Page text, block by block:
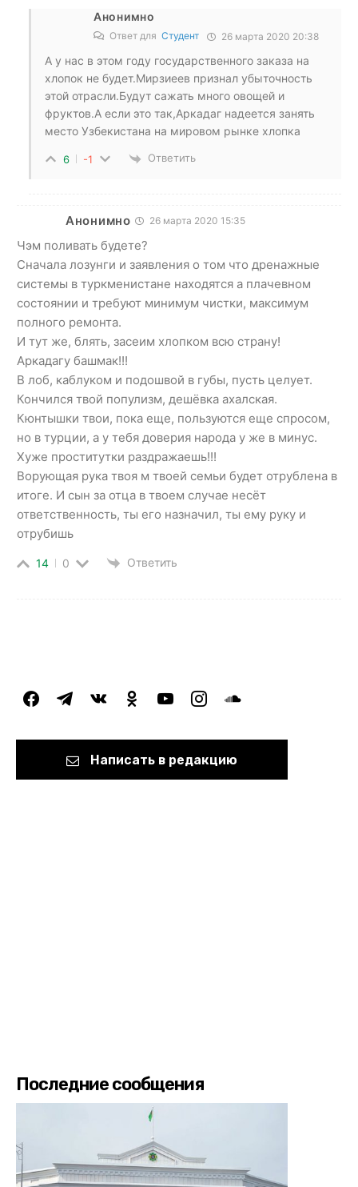
Анонимно
Ответ для Студент 26 марта 2020 20:38
А у нас в этом году государственного заказа на
хлопок не будет.Мирзиеев признал убыточность
этой отрасли.Будут сажать много овощей и
фруктов.А если это так,Аркадаг надеется занять
место Узбекистана на мировом рынке хлопка
6 -1 Ответить
Анонимно 26 марта 2020 15:35
Чэм поливать будете?
Сначала лозунги и заявления о том что дренажные
системы в туркменистане находятся а плачевном
состоянии и требуют минимум чистки, максимум
полного ремонта.
И тут же, блять, засеим хлопком всю страну!
Аркадагу башмак!!!
В лоб, каблуком и подошвой в губы, пусть целует.
Кончился твой популизм, дешёвка ахалская.
Кюнтышки твои, пока еще, пользуются еще спросом,
но в турции, а у тебя доверия народа у же в минус.
Хуже проститутки раздражаешь!!!
Ворующая рука твоя м твоей семьи будет отрублена в
итоге. И сын за отца в твоем случае несёт
ответственность, ты его назначил, ты ему руку и
отрубишь
14 0 Ответить
facebooktelegramvkontakteodnoklassniki
youtubeinstagramsoundcloud
Написать в редакцию
Последние сообщения